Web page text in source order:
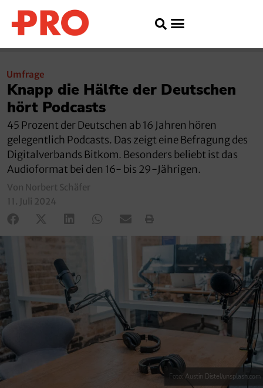
Umfrage
Knapp die Hälfte der Deutschen
hört Podcasts
45 Prozent der Deutschen ab 16 Jahren hören
gelegentlich Podcasts. Das zeigt eine Befragung des
Digitalverbands Bitkom. Besonders beliebt ist das
Audioformat bei den 16- bis 29-Jährigen.
Von Norbert Schäfer
11. Juli 2024
Foto: Austin Distel/unsplash.com